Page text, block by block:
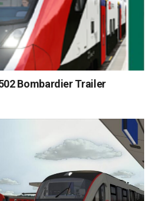
Bombardier Trailer